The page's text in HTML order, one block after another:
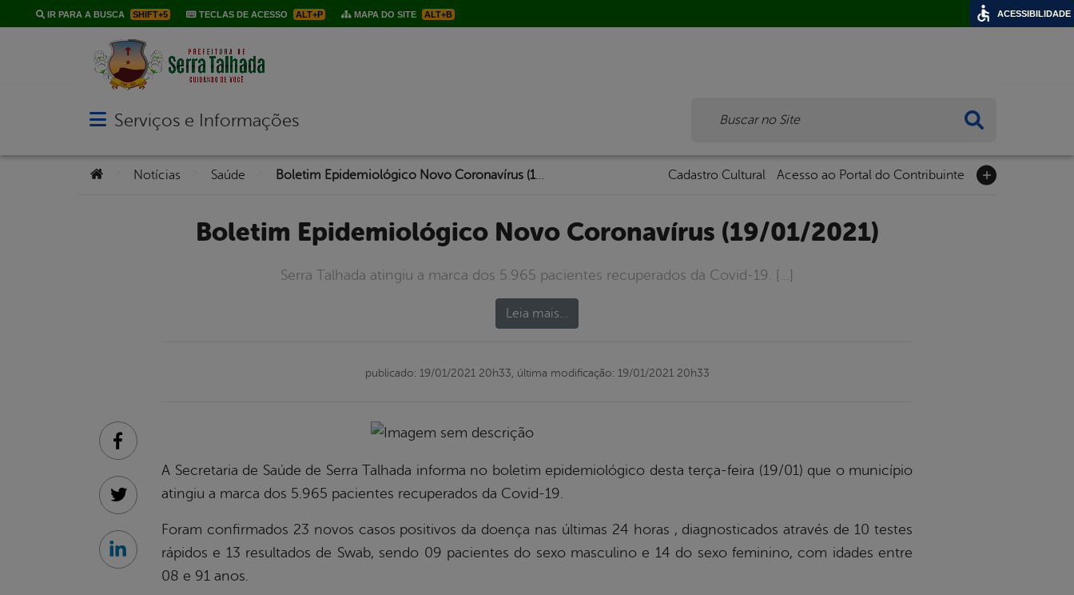
IR PARA A BUSCA SHIFT+5 TECLAS DE ACESSO ALT+P MAPA DO SITE ALT+B
Abrir menu principal de navegação
Serviços e Informações
Você está aqui:
Notícias Saúde Cadastro Cultural Acesso ao Portal do Contribuinte
Boletim Epidemiológico Novo Coronavírus (19/01/2021)
Serra Talhada atingiu a marca dos 5.965 pacientes recuperados da Covid-19. […]
Leia mais…
publicado: 19/01/2021 20h33, última modificação: 19/01/2021 20h33
A Secretaria de Saúde de Serra Talhada informa no boletim epidemiológico desta terça-feira (19/01) que o município
atingiu a marca dos 5.965 pacientes recuperados da Covid-19.
Foram confirmados 23 novos casos positivos da doença nas últimas 24 horas , diagnosticados através de 10 testes
rápidos e 13 resultados de Swab, sendo 09 pacientes do sexo masculino e 14 do sexo feminino, com idades entre
08 e 91 anos.
Facebook
Twitter
Linkedin
ACESSIBILIDADE